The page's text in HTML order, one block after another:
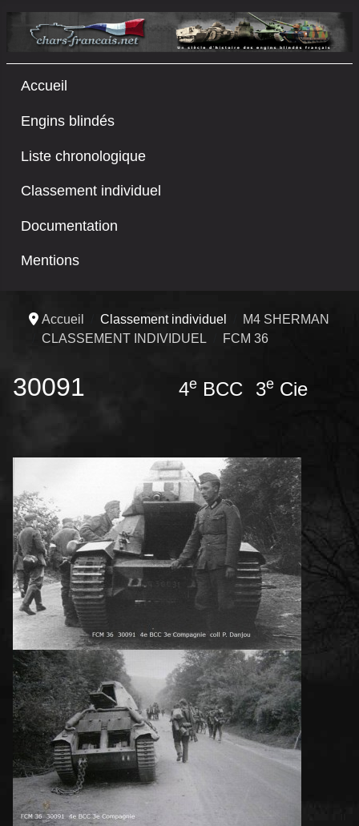
Accueil
Engins blindés
Liste chronologique
Classement individuel
Documentation
Mentions
Accueil Classement individuel
M4 SHERMAN
CLASSEMENT INDIVIDUEL
FCM 36
30091 4e BCC 3e Cie